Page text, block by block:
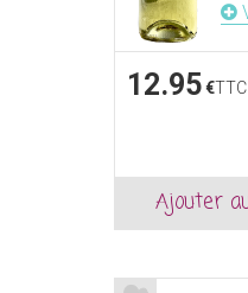
12.95 €TTC
Ajouter